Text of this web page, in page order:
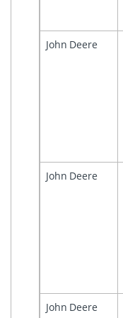
John Deere
John Deere
John Deere